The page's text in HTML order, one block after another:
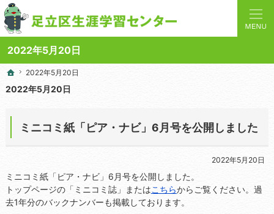
2022年5月20日
人と学びを結ぶターミナルステーション。地域の講座や施設をご案内しています。
足立区生涯学習センターの総合案内サイト
ホーム
2022年5月20日
2022年5月20日
ミニコミ紙「ピア・ナビ」6月号を公開しました
2022年5月20日
ミニコミ紙「ピア・ナビ」6月号を公開しました。
トップページの「ミニコミ誌」またはこちらからご覧ください。過
去1年分のバックナンバーも掲載しております。
ホーム
2022年5月20日